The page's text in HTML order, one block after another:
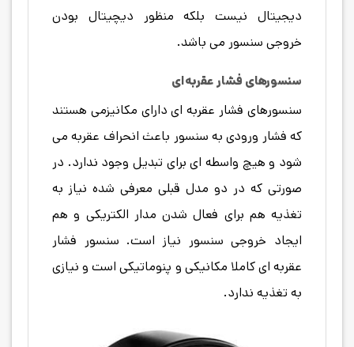
دیجیتال نیست بلکه منظور دیچیتال بودن
خروجی سنسور می باشد.
سنسورهای فشار عقربه‌ای
سنسورهای فشار عقربه ای دارای مکانیزمی هستند
که فشار ورودی به سنسور باعث انحراف عقربه می
شود و هیچ واسطه ای برای تبدیل وجود ندارد. در
صورتی که در دو مدل قبلی معرفی شده نیاز به
تغذیه هم برای فعال شدن مدار الکتریکی و هم
ایجاد خروجی سنسور نیاز است. سنسور فشار
عقربه ای کاملا مکانیکی و پنوماتیکی است و نیازی
به تغذیه ندارد.